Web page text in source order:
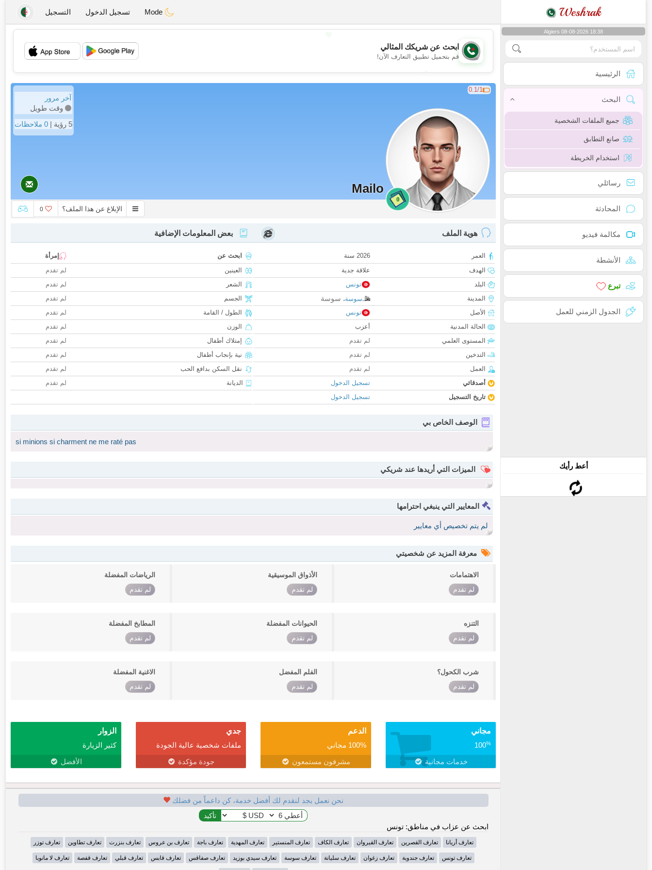
Weshrak تسجيل الدخول التسجيل
Algiers 08-08-2026 18:38
الرئيسية
البحث
جميع الملفات الشخصية
صانع التطابق
استخدام الخريطة
رسائلي
المحادثة
مكالمة فيديو
الأنشطة
تبرع
الجدول الزمني للعمل
أعط رأيك
💖
💕
ابحث عن شريكك المثالي
قم بتحميل تطبيق التعارف الآن!
0.1/1
0
Mailo
آخر مرور
وقت طويل
5 رؤية |
0 ملاحظات
الإبلاغ عن هذا الملف؟ 0
هوية الملف
العمر
2026 سنة
الهدف
علاقة جدية
البلد
تونس
المدينة
سوسة، سوسة
الأصل
تونس
الحالة المدنية
أعزب
المستوى العلمي
لم تقدم
التدخين
لم تقدم
العمل
لم تقدم
أصدقائي
تسجيل الدخول
تاريخ التسجيل
تسجيل الدخول
بعض المعلومات الإضافية
ابحث عن
إمرأة
العينين
لم تقدم
الشعر
لم تقدم
الجسم
لم تقدم
الطول / القامة
لم تقدم
الوزن
لم تقدم
إمتلاك أطفال
لم تقدم
نية بإنجاب أطفال
لم تقدم
نقل السكن بدافع الحب
لم تقدم
الديانة
لم تقدم
الوصف الخاص بي
si minions si charment ne me raté pas
الميزات التي أريدها عند شريكي
المعايير التي ينبغي احترامها
لم يتم تخصيص أي معايير
معرفة المزيد عن شخصيتي
الاهتمامات
لم تقدم
الأذواق الموسيقية
لم تقدم
الرياضات المفضلة
لم تقدم
التنزه
لم تقدم
الحيوانات المفضلة
لم تقدم
المطابخ المفضلة
لم تقدم
شرب الكحول؟
لم تقدم
الفلم المفضل
لم تقدم
الاغنية المفضلة
لم تقدم
مجاني
100%
خدمات مجانية
الدعم
100% مجاني
مشرفون مستمعون
جدي
ملفات شخصية عالية الجودة
جودة مؤكدة
الزوار
كثير الزيارة
الأفضل
نحن نعمل بجد لنقدم لك أفضل خدمة، كن داعماً من فضلك
ابحث عن عزاب في مناطق: تونس
تعارف أريانا تعارف القصرين تعارف القيروان تعارف الكاف تعارف المنستير تعارف المهدية تعارف باجة تعارف بن عروس تعارف بنزرت تعارف تطاوين تعارف توزر
تعارف تونس تعارف جندوبة تعارف زغوان تعارف سليانة تعارف سوسة تعارف سيدي بوزيد تعارف صفاقس تعارف قابس تعارف قبلي تعارف قفصة تعارف لا مانوبا